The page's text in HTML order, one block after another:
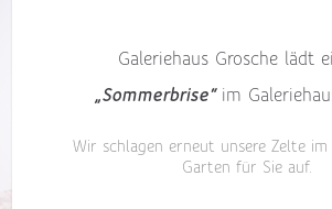
Galeriehaus Grosche lädt
„Sommerbrise“ im
Wir schlagen erneut unsere Zelte im
Garten für Sie auf.